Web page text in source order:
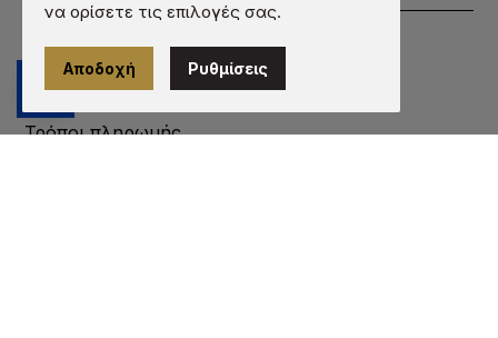
Προστασία προσωπικών δεδομένων
Τρόποι πληρωμής
να ορίσετε τις επιλογές σας.
Αποδοχή Ρυθμίσεις